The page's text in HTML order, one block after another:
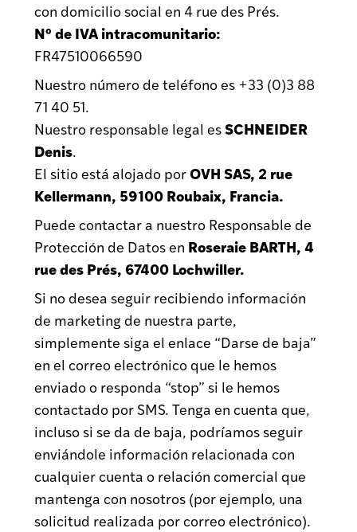
con domicilio social en 4 rue des Prés.
Nº de IVA intracomunitario:
FR47510066590
Nuestro número de teléfono es +33 (0)3 88
71 40 51.
Nuestro responsable legal esSCHNEIDER
Denis.
El sitio está alojado porOVH SAS, 2 rue
Kellermann, 59100 Roubaix, Francia.
Puede contactar a nuestro Responsable de
Protección de Datos en Roseraie BARTH, 4
rue des Prés, 67400 Lochwiller.
Si no desea seguir recibiendo información
de marketing de nuestra parte,
simplemente siga el enlace “Darse de baja”
en el correo electrónico que le hemos
enviado o responda “stop” si le hemos
contactado por SMS. Tenga en cuenta que,
incluso si se da de baja, podríamos seguir
enviándole información relacionada con
cualquier cuenta o relación comercial que
mantenga con nosotros (por ejemplo, una
solicitud realizada por correo electrónico).